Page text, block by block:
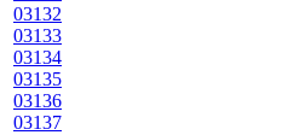
03132
03133
03134
03135
03136
03137